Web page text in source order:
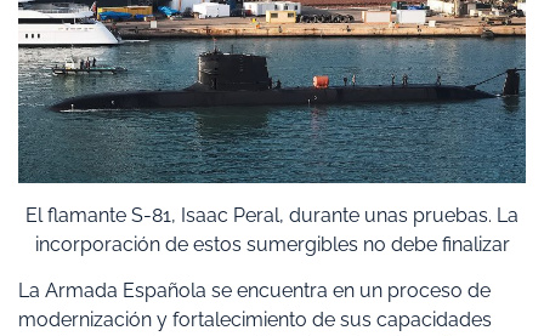
El flamante S-81, Isaac Peral, durante unas pruebas. La
incorporación de estos sumergibles no debe finalizar
La Armada Española se encuentra en un proceso de
modernización y fortalecimiento de sus capacidades